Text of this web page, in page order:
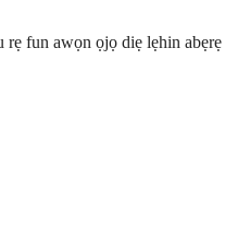
rẹ fun awọn ọjọ diẹ lẹhin abẹrẹ